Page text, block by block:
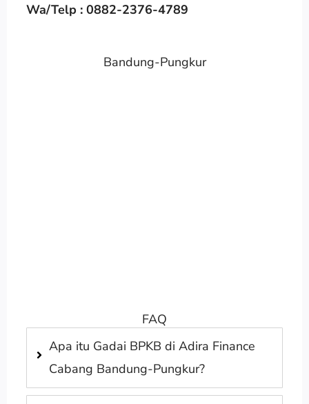
Wa/Telp : 0882-2376-4789
Bandung-Pungkur
FAQ
Apa itu Gadai BPKB di Adira Finance
Cabang Bandung-Pungkur?